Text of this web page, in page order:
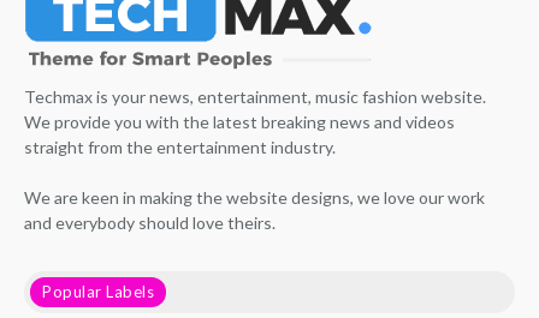
Techmax is your news, entertainment, music fashion website.
We provide you with the latest breaking news and videos
straight from the entertainment industry.
We are keen in making the website designs, we love our work
and everybody should love theirs.
Popular Labels